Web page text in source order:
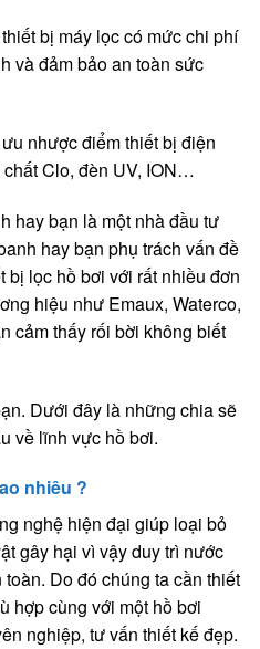
bị máy lọc có mức chi phí
và đảm bảo an toàn sức
nhược điểm thiết bị điện
Clo, đèn UV, ION…
hay bạn là một nhà đầu tư
hay bạn phụ trách vấn đề
bị lọc hồ bơi với rất nhiều đơn
hiệu như Emaux, Waterco,
cảm thấy rối bời không biết
Dưới đây là những chia sẽ
về lĩnh vực hồ bơi.
nhiêu ?
nghệ hiện đại giúp loại bỏ
gây hại vì vậy duy trì nước
Do đó chúng ta cần thiết
hợp cùng với một hồ bơi
nghiệp, tư vấn thiết kế đẹp.